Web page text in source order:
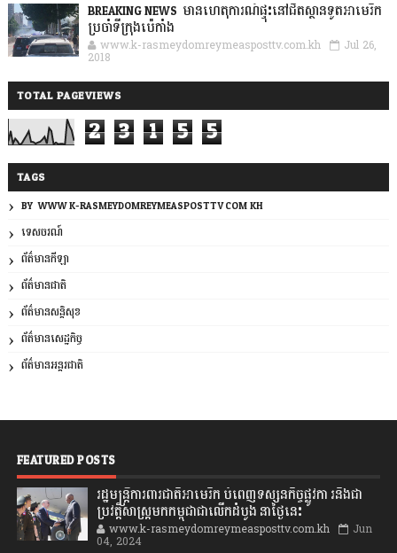
BREAKING NEWS: មានហេតុការណ៍ផ្ទុះនៅជិតស្ថានទូតអាមេរិក
ប្រចាំទីក្រុងប៉េកាំង
www.k-rasmeydomreymeasposttv.com.kh Jul 26,
2018
TOTAL PAGEVIEWS
2 3 1 5 5
TAGS
BY: WWW.K-RASMEYDOMREYMEASPOSTTV.COM.KH
ទេសចរណ៍
ព័ត៌មានកីឡា
ព័ត៌មានជាតិ
ព័ត៌មានសន្តិសុខ
ព័ត៌មានសេដ្ឋកិច្ច
ព័ត៌មានអន្តរជាតិ
FEATURED POSTS
រដ្ឋមន្រ្តីការពារជាតិអាមេរិក បំពេញទស្សនកិច្ចផ្លូវកា រនិងជា
ប្រវត្តិសាស្រ្តមកកម្ពុជាជាលើកដំបូង នាថ្ងៃនេះ
www.k-rasmeydomreymeasposttv.com.kh Jun
04, 2024